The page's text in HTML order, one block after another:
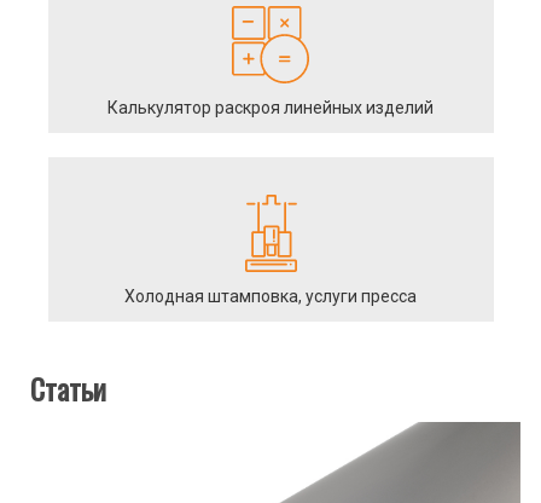
Калькулятор раскроя линейных изделий
Холодная штамповка, услуги пресса
Статьи